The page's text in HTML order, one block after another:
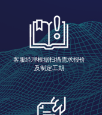
客服经理根据扫描需求报价
及制定工期